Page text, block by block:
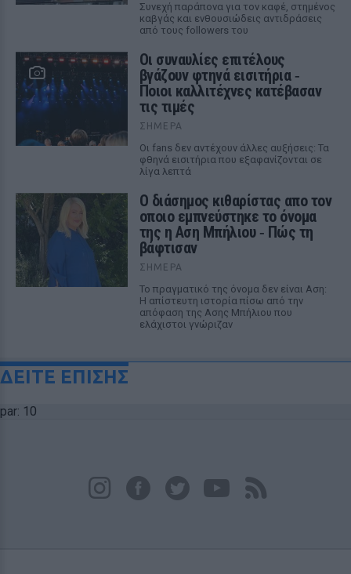
Συνεχή παράπονα για τον καφέ, στημένος
καβγάς και ενθουσιώδεις αντιδράσεις
από τους followers του
Οι συναυλίες επιτέλους
βγάζουν φτηνά εισιτήρια ‑
Ποιοι καλλιτέχνες κατέβασαν
τις τιμές
ΣΉΜΕΡΑ
Οι fans δεν αντέχουν άλλες αυξήσεις: Τα
φθηνά εισιτήρια που εξαφανίζονται σε
λίγα λεπτά
Ο διάσημος κιθαρίστας απο τον
οποιο εμπνεύστηκε το όνομα
της η Αση Μπήλιου ‑ Πώς τη
βάφτισαν
ΣΉΜΕΡΑ
Το πραγματικό της όνομα δεν είναι Αση:
Η απίστευτη ιστορία πίσω από την
απόφαση της Ασης Μπήλιου που
ελάχιστοι γνώριζαν
ΔΕΙΤΕ ΕΠΙΣΗΣ
par: 10